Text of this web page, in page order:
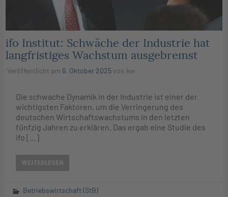
ifo Institut: Schwäche der Industrie hat
langfristiges Wachstum ausgebremst
Veröffentlicht am 6. Oktober 2025von kw
Die schwache Dynamik in der Industrie ist einer der
wichtigsten Faktoren, um die Verringerung des
deutschen Wirtschaftswachstums in den letzten
fünfzig Jahren zu erklären. Das ergab eine Studie des
ifo […]
WEITERLESEN
Betriebswirtschaft (StB)